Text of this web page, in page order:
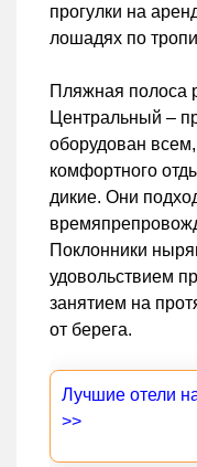
прогулки на
лошадях по
Пляжная полоса
Центральный –
оборудован
комфортного
дикие. Они
Поклонники
удовольствием
занятием на
от берега.
Лучшие отели
>>